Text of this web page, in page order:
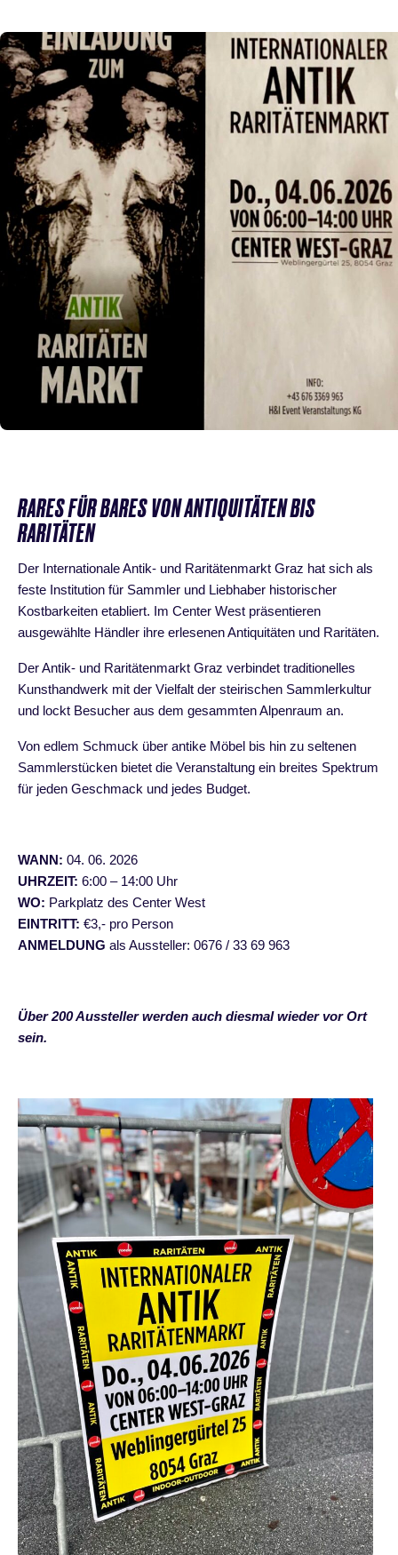
RARES FÜR BARES VON ANTIQUITÄTEN BIS
RARITÄTEN
Der Internationale Antik- und Raritätenmarkt Graz hat sich als
feste Institution für Sammler und Liebhaber historischer
Kostbarkeiten etabliert. Im Center West präsentieren
ausgewählte Händler ihre erlesenen Antiquitäten und Raritäten.
Der Antik- und Raritätenmarkt Graz verbindet traditionelles
Kunsthandwerk mit der Vielfalt der steirischen Sammlerkultur
und lockt Besucher aus dem gesammten Alpenraum an.
Von edlem Schmuck über antike Möbel bis hin zu seltenen
Sammlerstücken bietet die Veranstaltung ein breites Spektrum
für jeden Geschmack und jedes Budget.
WANN: 04. 06. 2026
UHRZEIT: 6:00 – 14:00 Uhr
WO: Parkplatz des Center West
EINTRITT: €3,- pro Person
ANMELDUNG als Aussteller: 0676 / 33 69 963
Über 200 Aussteller werden auch diesmal wieder vor Ort
sein.